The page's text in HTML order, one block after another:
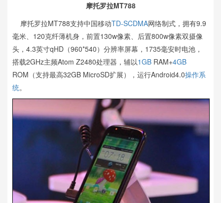
摩托罗拉MT788
摩托罗拉MT788支持中国移动TD-SCDMA网络制式，拥有9.9
毫米、120克纤薄机身，前置130w像素、后置800w像素双摄像
头，4.3英寸qHD（960*540）分辨率屏幕，1735毫安时电池，
搭载2GHz主频Atom Z2480处理器，辅以1GB RAM+4GB
ROM（支持最高32GB MicroSD扩展），运行Android4.0操作系
统。